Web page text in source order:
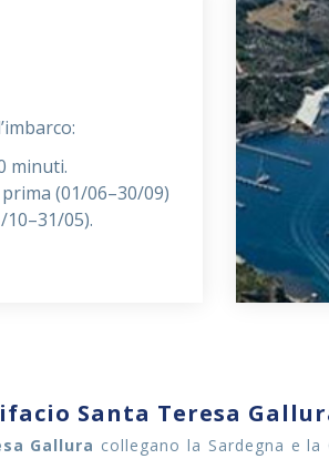
minuti.
(01/06–30/09)
05).
Santa Teresa
Gallura collegano la Sardegna e